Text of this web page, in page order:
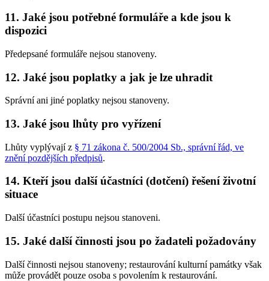
11. Jaké jsou potřebné formuláře a kde jsou k
dispozici
Předepsané formuláře nejsou stanoveny.
12. Jaké jsou poplatky a jak je lze uhradit
Správní ani jiné poplatky nejsou stanoveny.
13. Jaké jsou lhůty pro vyřízení
Lhůty vyplývají z § 71 zákona č. 500/2004 Sb., správní řád, ve
znění pozdějších předpisů.
14. Kteří jsou další účastníci (dotčení) řešení životní
situace
Další účastníci postupu nejsou stanoveni.
15. Jaké další činnosti jsou po žadateli požadovány
Další činnosti nejsou stanoveny; restaurování kulturní památky však
může provádět pouze osoba s povolením k restaurování.